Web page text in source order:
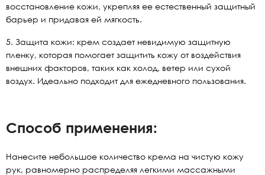
восстановление кожи, укрепляя ее естественный защитный
барьер и придавая ей мягкость.
5. Защита кожи: крем создает невидимую защитную
пленку, которая помогает защитить кожу от воздействия
внешних факторов, таких как холод, ветер или сухой
воздух. Идеально подходит для ежедневного пользования.
Способ применения:
Нанесите небольшое количество крема на чистую кожу
рук, равномерно распределяя легкими массажными